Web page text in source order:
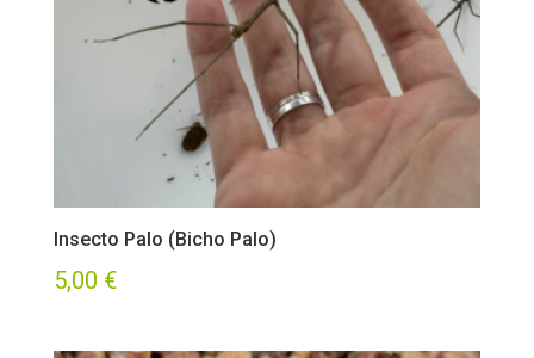
Insecto Palo (Bicho Palo)
5,00 €